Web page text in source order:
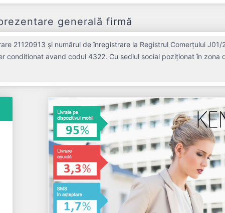
generală firmă
21120913 și numărul de înregistrare la Registrul Comerțului J01/
conditionat avand codul 4322. Cu sediul social poziționat în zona